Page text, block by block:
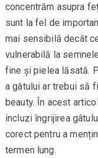
concentrăm asupra
sunt la fel de
mai sensibilă decât
vulnerabilă la
fine și pielea lăsată.
a gâtului ar trebui să
beauty. În acest
incluzi îngrijirea
corect pentru a
termen lung.